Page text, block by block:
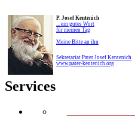
P. Josef Kentenich
... ein gutes Wort
für meinen Tag
Meine Bitte an ihn
Sekretariat Pater Josef Kentenich
www.pater-kentenich.org
Services